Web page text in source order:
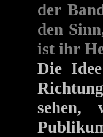
der
den
ist ihr
Die
sehen,